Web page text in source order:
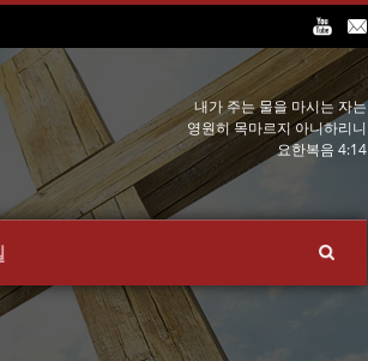
내가 주는 물을 마시는 자는
영원히 목마르지 아니하리니
요한복음 4:14